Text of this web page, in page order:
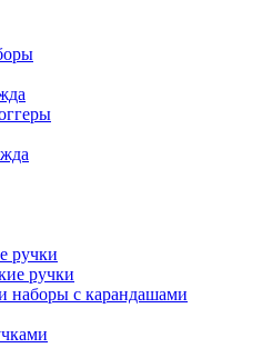
ручки
ручки
наборы с карандашами